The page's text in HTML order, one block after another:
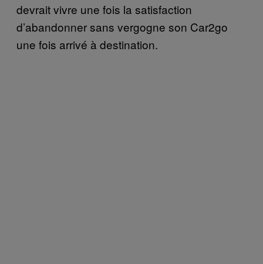
devrait vivre une fois la satisfaction
d’abandonner sans vergogne son Car2go
une fois arrivé à destination.